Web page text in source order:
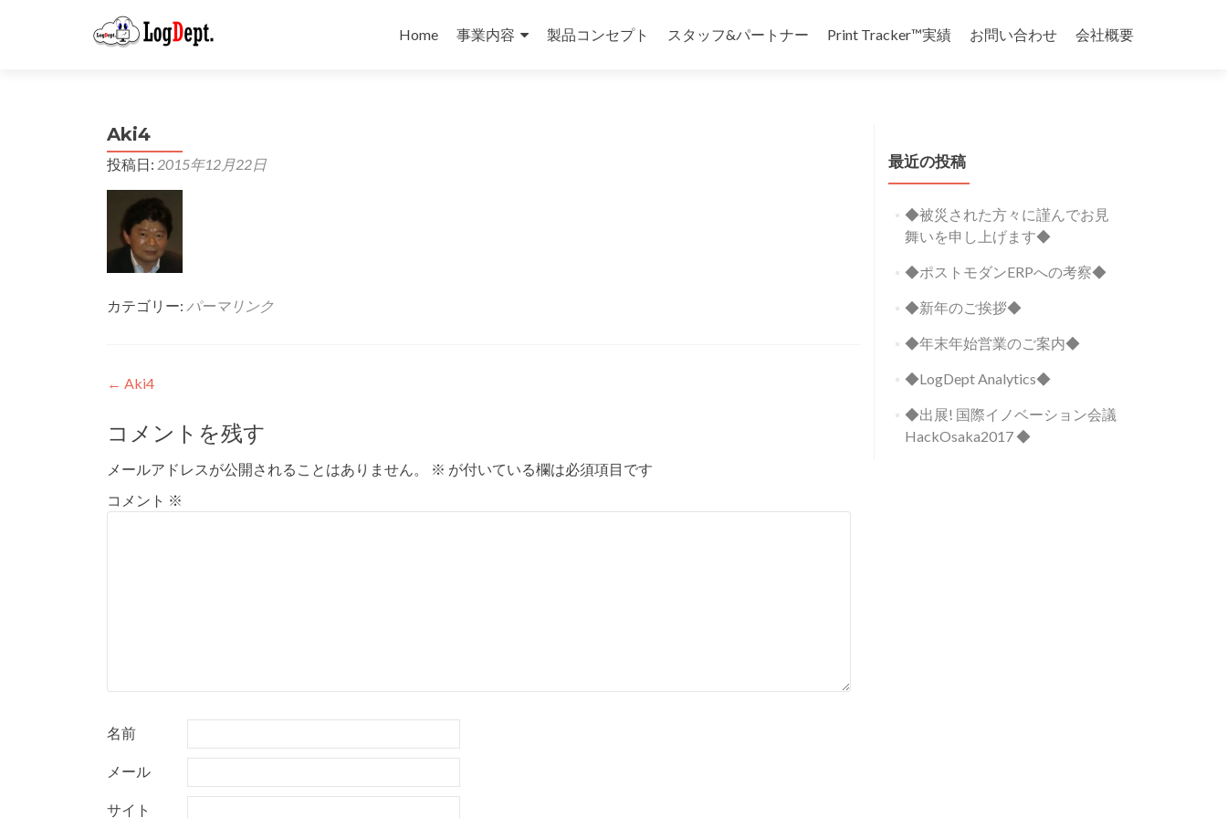
ン
Home 事業内容 製品コンセプト スタッフ&パートナー Print Tracker™実績 お問い合わせ 会社概要
Aki4
投稿日: 2015年12月22日
カテゴリー: パーマリンク
投
ナ
ビ
ゲ
← Aki4
コメントを残す
メールアドレスが公開されることはありません。 ※ が付いている欄は必須項目です
コメント ※
名前
メール
サイト
最近の投稿
◆被災された方々に謹んでお見
舞いを申し上げます◆
◆ポストモダンERPへの考察◆
◆新年のご挨拶◆
◆年末年始営業のご案内◆
◆LogDept Analytics◆
◆出展! 国際イノベーション会議
HackOsaka2017 ◆